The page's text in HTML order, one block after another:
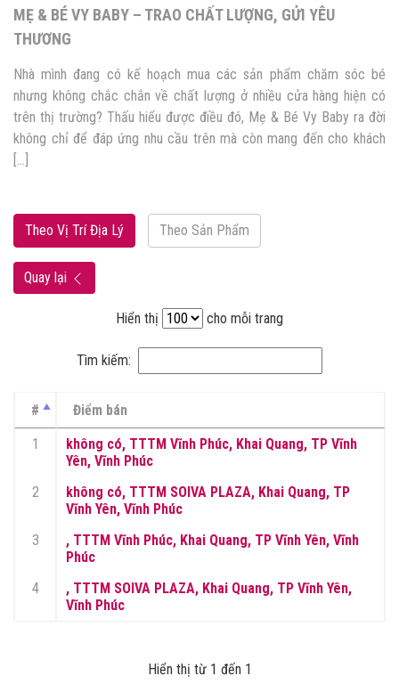
MẸ & BÉ VY BABY – TRAO CHẤT LƯỢNG, GỬI YÊU
THƯƠNG
Nhà mình đang có kế hoạch mua các sản phẩm chăm sóc bé
nhưng không chắc chắn về chất lượng ở nhiều cửa hàng hiện có
trên thị trường? Thấu hiểu được điều đó, Mẹ & Bé Vy Baby ra đời
không chỉ để đáp ứng nhu cầu trên mà còn mang đến cho khách
Theo Vị Trí Địa Lý Theo Sản Phẩm
Quay lại
Hiển thị cho mỗi trang
Tìm kiếm:
#
Điểm bán
1
không có, TTTM Vĩnh Phúc, Khai Quang, TP Vĩnh
Yên, Vĩnh Phúc
2
không có, TTTM SOIVA PLAZA, Khai Quang, TP
Vĩnh Yên, Vĩnh Phúc
3
, TTTM Vĩnh Phúc, Khai Quang, TP Vĩnh Yên, Vĩnh
Phúc
4
, TTTM SOIVA PLAZA, Khai Quang, TP Vĩnh Yên,
Vĩnh Phúc
Hiển thị từ 1 đến 1